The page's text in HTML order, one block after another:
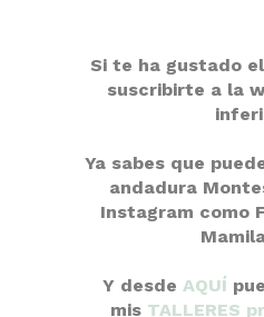
Si te ha gustado
suscribirte a la
Ya sabes que
andadura
Instagram como
Y desde AQUÍ
mis TALLERES